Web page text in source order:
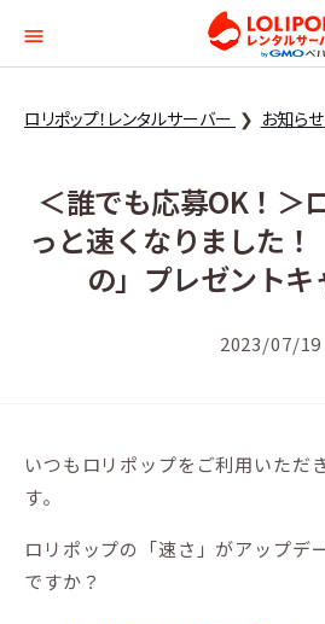
ロリポップ！レンタルサーバー お知らせ
＜誰でも応募OK！＞
っと速くなりました！
の」プレゼントキ
2023/07/19
いつもロリポップをご利用いただ
す。
ロリポップの「速さ」がアップデ
ですか？